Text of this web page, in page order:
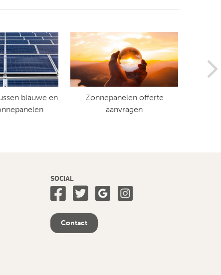
blauwe en
Zonnepanelen offerte
aanvragen
SOCIAL
Contact